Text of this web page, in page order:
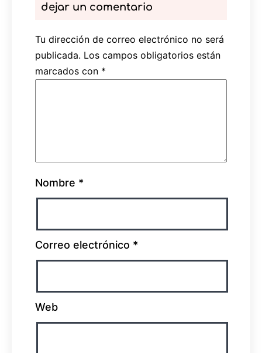
dejar un comentario
Tu dirección de correo electrónico no será
publicada. Los campos obligatorios están
marcados con *
Nombre *
Correo electrónico *
Web